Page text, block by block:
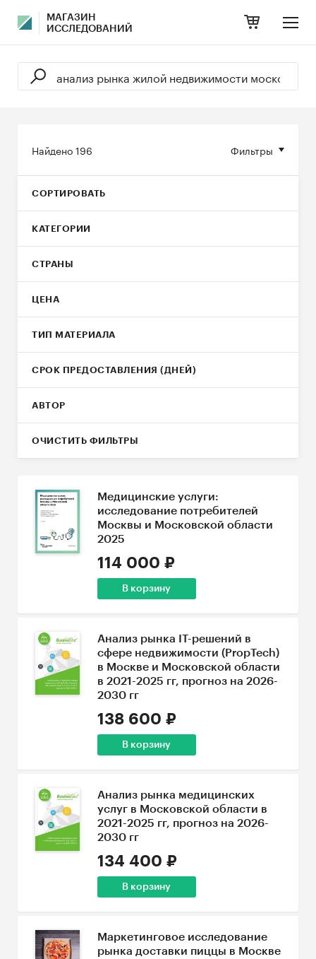
МАГАЗИН
ИССЛЕДОВАНИЙ
Фильтры
Найдено196
СОРТИРОВАТЬ
КАТЕГОРИИ
СТРАНЫ
ЦЕНА
ТИП МАТЕРИАЛА
СРОК ПРЕДОСТАВЛЕНИЯ (ДНЕЙ)
АВТОР
ОЧИСТИТЬ ФИЛЬТРЫ
Медицинские услуги:
исследование потребителей
Москвы и Московской области
2025
114 000 ₽
В корзину
Анализ рынка IT-решений в
сфере недвижимости (PropTech)
в Москве и Московской области
в 2021-2025 гг, прогноз на 2026-
2030 гг
138 600 ₽
В корзину
Анализ рынка медицинских
услуг в Московской области в
2021-2025 гг, прогноз на 2026-
2030 гг
134 400 ₽
В корзину
Маркетинговое исследование
рынка доставки пиццы в Москве